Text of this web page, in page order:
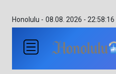
Honolulu - 08.08. 2026 - 22:58:16